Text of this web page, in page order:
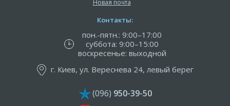
Новая почта
Контакты:
пон.-пятн.: 9:00–17:00
суббота: 9:00–15:00
воскресенье: выходной
г. Киев, ул. Вереснева 24, левый берег
(096) 950-39-50